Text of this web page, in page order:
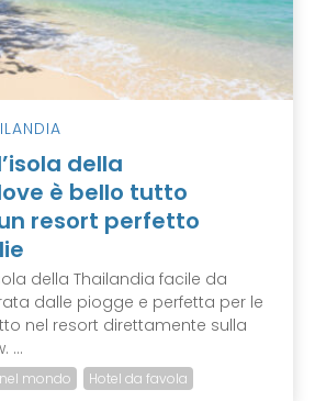
della
è bello tutto
un resort perfetto
della Thailandia facile da
dalle piogge e perfetta per le
nel resort direttamente sulla
...
mondo Hotel da favola